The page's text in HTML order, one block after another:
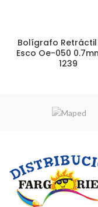
Bolígrafo
Esco Oe-050
1239